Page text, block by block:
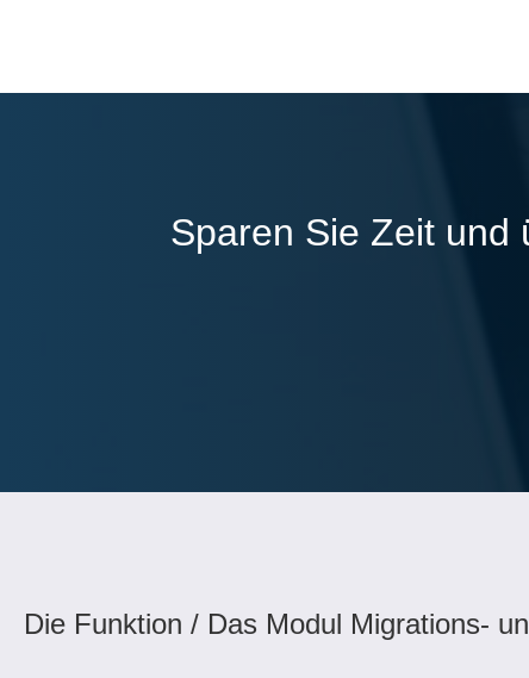
Sparen Sie Zeit und
Die Funktion / Das Modul Migrations-